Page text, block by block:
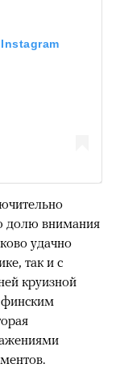
долю внимания
удачно
так и с
круизной
финским